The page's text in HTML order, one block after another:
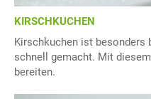
KIRSCHKUCHEN
Kirschkuchen ist besonders
schnell gemacht. Mit
bereiten.